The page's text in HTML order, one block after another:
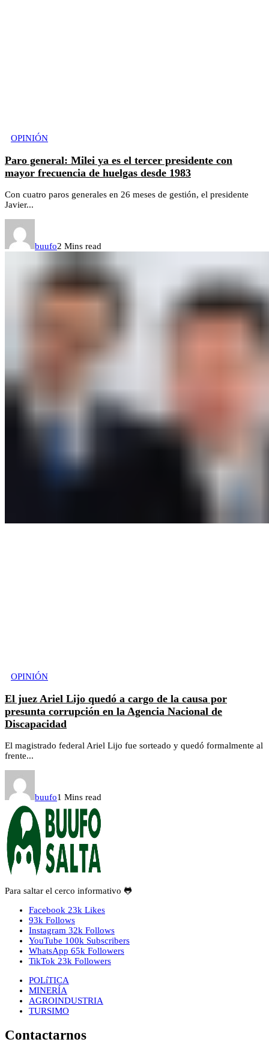
OPINIÓN
Paro general: Milei ya es el tercer presidente con
mayor frecuencia de huelgas desde 1983
Con cuatro paros generales en 26 meses de gestión, el presidente
Javier...
buufo2 Mins read
OPINIÓN
El juez Ariel Lijo quedó a cargo de la causa por
presunta corrupción en la Agencia Nacional de
Discapacidad
El magistrado federal Ariel Lijo fue sorteado y quedó formalmente al
frente...
buufo1 Mins read
Para saltar el cerco informativo 🐸
Facebook 23k Likes
93k Follows
Instagram 32k Follows
YouTube 100k Subscribers
WhatsApp 65k Followers
TikTok 23k Followers
POLíTICA
MINERÍA
AGROINDUSTRIA
TURSIMO
Contactarnos